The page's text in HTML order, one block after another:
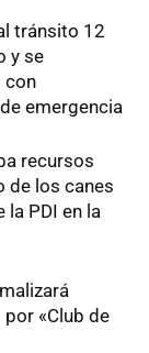
tránsito 12
y se
con
emergencia
recursos
de los canes
PDI en la
«Club de